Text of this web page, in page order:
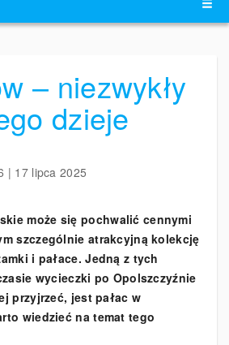
– niezwykły
dzieje
| 17 lipca 2025
może się pochwalić cennymi
szczególnie atrakcyjną kolekcję
i pałace. Jedną z tych
wycieczki po Opolszczyźnie
przyjrzeć, jest pałac w
wiedzieć na temat tego